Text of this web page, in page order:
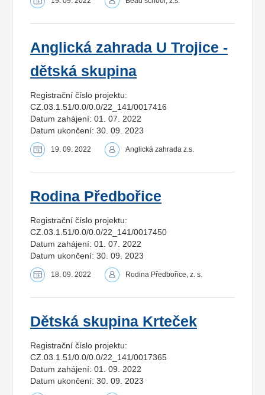
Anglická zahrada U Trojice -
dětská skupina
Registrační číslo projektu:
CZ.03.1.51/0.0/0.0/22_141/0017416
Datum zahájení: 01. 07. 2022
Datum ukončení: 30. 09. 2023
19. 09. 2022 Anglická zahrada z.s.
Rodina Předbořice
Registrační číslo projektu:
CZ.03.1.51/0.0/0.0/22_141/0017450
Datum zahájení: 01. 07. 2022
Datum ukončení: 30. 09. 2023
18. 09. 2022 Rodina Předbořice, z. s.
Dětská skupina Krteček
Registrační číslo projektu:
CZ.03.1.51/0.0/0.0/22_141/0017365
Datum zahájení: 01. 09. 2022
Datum ukončení: 30. 09. 2023